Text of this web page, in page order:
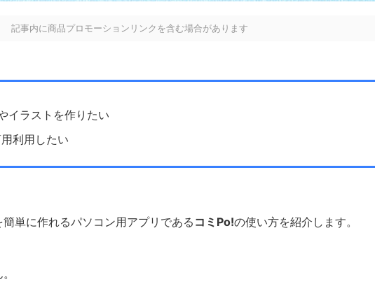
記事内に商品プロモーションリンクを含む場合があります
イラストを作りたい
利用したい
簡単に作れるパソコン用アプリであるコミPo!の使い方を紹介します。